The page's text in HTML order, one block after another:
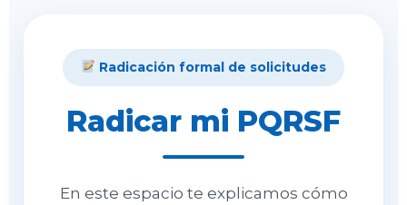
Radicación formal de solicitudes
Radicar mi PQRSF
En este espacio te explicamos cómo